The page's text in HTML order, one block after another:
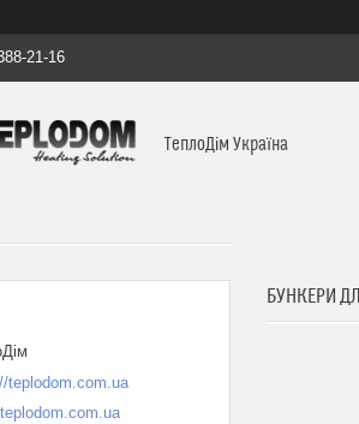
21-16
ТеплоДім Україна
БУНКЕРИ
teplodom.com.ua